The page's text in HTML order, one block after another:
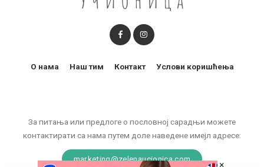
За питања или предлоге о пословној сарадњи можете
контактирати са нама путем доле наведене имејл адресе:
marketing@zelenaucionica.com
О нама Наш тим Контакт Услови коришћења